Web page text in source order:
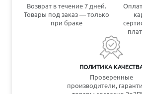
Возврат в течение 7 дней.
Товары под заказ — только
при браке
ПОЛИТИКА
Проверенные
производители,